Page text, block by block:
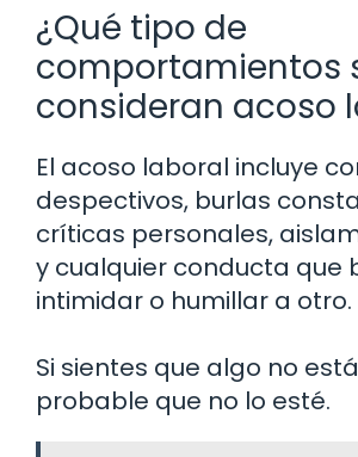
¿Qué tipo de
comportamientos
consideran acoso
El acoso laboral incluye
despectivos, burlas
críticas personales,
y cualquier conducta que
intimidar o humillar a otro.
Si sientes que algo no
probable que no lo esté.